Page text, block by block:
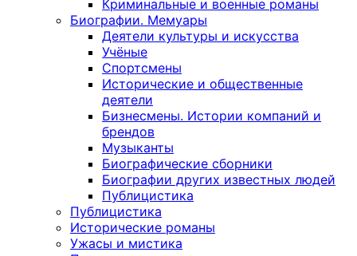
Криминальные и военные романы
Биографии. Мемуары
Деятели культуры и искусства
Учёные
Спортсмены
Исторические и общественные
деятели
Бизнесмены. Истории компаний и
брендов
Музыканты
Биографические сборники
Биографии других известных людей
Публицистика
Публицистика
Исторические романы
Ужасы и мистика